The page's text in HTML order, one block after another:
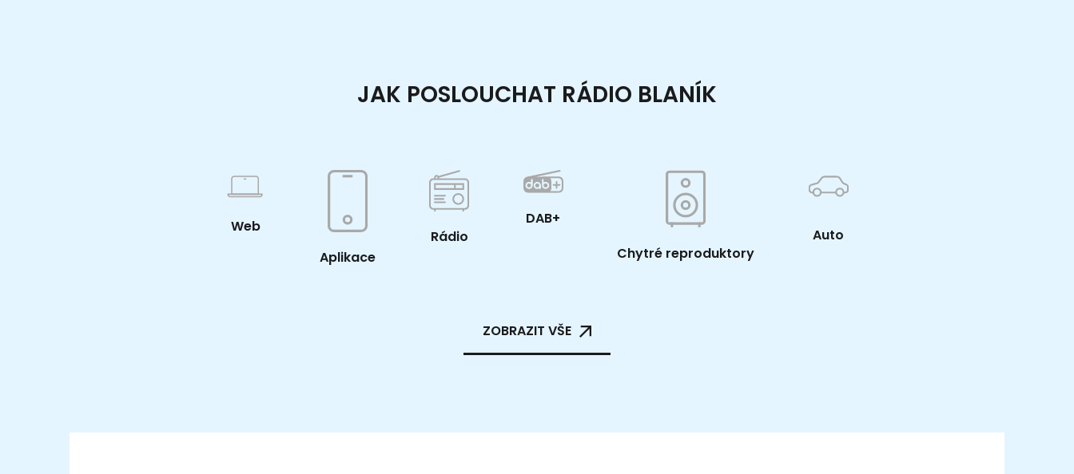
JAK POSLOUCHAT RÁDIO BLANÍK
Web
Aplikace
Rádio
DAB+
Chytré reproduktory
Auto
ZOBRAZIT VŠE